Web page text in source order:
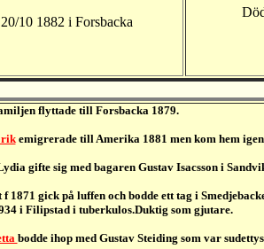
10 1882 i Forsbacka
flyttade till Forsbacka 1879.
emigrerade till Amerika 1881 men kom hem
gifte sig med bagaren Gustav Isacsson i
f 1871 gick på luffen och bodde ett tag i
i Filipstad i tuberkulos.Duktig som gjutare.
bodde ihop med Gustav Steiding som var